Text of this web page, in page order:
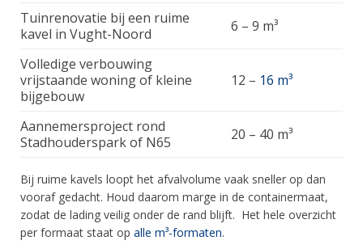
Tuinrenovatie bij een ruime
kavel in Vught-Noord
6 – 9 m³
Volledige verbouwing
vrijstaande woning of kleine
bijgebouw
12 – 16 m³
Aannemersproject rond
Stadhouderspark of N65
20 – 40 m³
Bij ruime kavels loopt het afvalvolume vaak sneller op dan
vooraf gedacht. Houd daarom marge in de containermaat,
zodat de lading veilig onder de rand blijft. Het hele overzicht
per formaat staat op alle m³-formaten.